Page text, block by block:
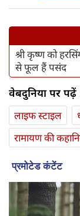
श्री कृष्ण को
से फूल हैं पसंद
वेबदुनिया पर पढ़ें
लाइफ स्‍टाइल
रामायण की